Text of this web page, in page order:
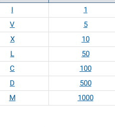
I
1
V
5
X
10
L
50
C
100
D
500
M
1000